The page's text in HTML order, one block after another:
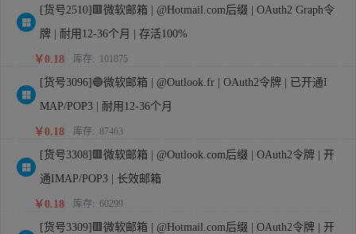
[货号2510]🟥微软邮箱 | @Hotmail.com后缀 | OAuth2 Graph令
牌 | 耐用12-36个月 | 存活100%
￥0.18 库存: 101875
[货号3096]🔵微软邮箱 | @Outlook.fr | OAuth2令牌 | 已开通I
MAP/POP3 | 耐用12-36个月
￥0.18 库存: 87463
[货号3308]🟥微软邮箱 | @Outlook.com后缀 | OAuth2令牌 | 开
通IMAP/POP3 | 长效邮箱
￥0.18 库存: 60299
[货号3309]🟥微软邮箱 | @Hotmail.com后缀 | OAuth2令牌 | 开